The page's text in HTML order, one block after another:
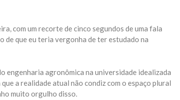
com um recorte de cinco segundos de uma fala
de que eu teria vergonha de ter estudado na
engenharia agronômica na universidade idealizada
a realidade atual não condiz com o espaço plural
muito orgulho disso.